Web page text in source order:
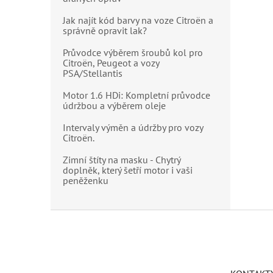
Jak najít kód barvy na voze Citroën a
správně opravit lak?
Průvodce výběrem šroubů kol pro
Citroën, Peugeot a vozy
PSA/Stellantis
Motor 1.6 HDi: Kompletní průvodce
údržbou a výběrem oleje
Intervaly výměn a údržby pro vozy
Citroën.
Zimní štíty na masku - Chytrý
doplněk, který šetří motor i vaši
peněženku